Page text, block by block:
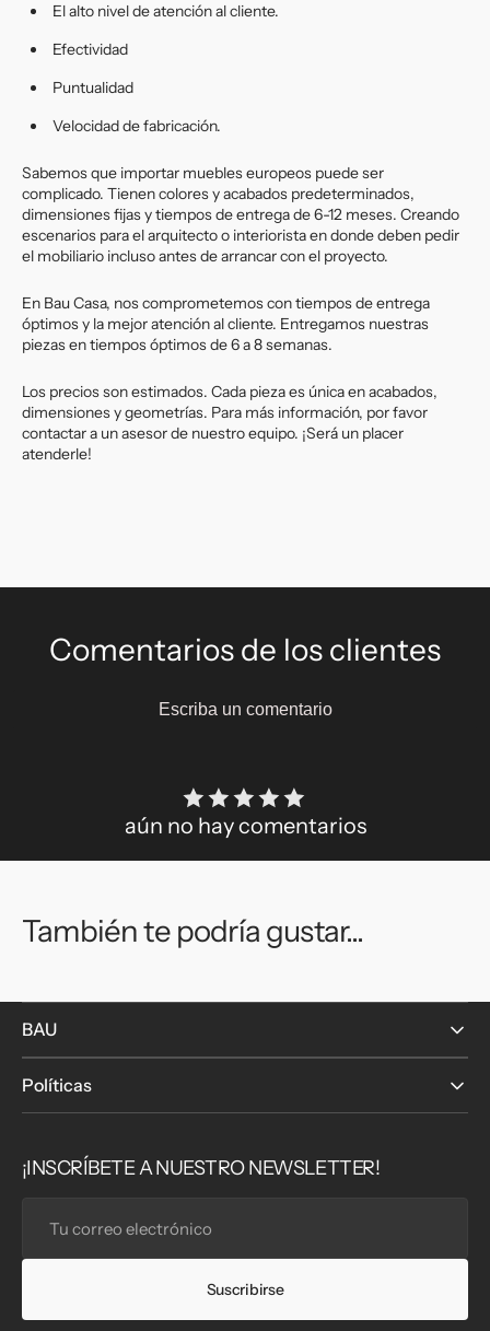
El alto nivel de atención al cliente.
Efectividad
Puntualidad
Velocidad de fabricación.
Sabemos que importar muebles europeos puede ser
complicado. Tienen colores y acabados predeterminados,
dimensiones fijas y tiempos de entrega de 6-12 meses. Creando
escenarios para el arquitecto o interiorista en donde deben pedir
el mobiliario incluso antes de arrancar con el proyecto.
En Bau Casa, nos comprometemos con tiempos de entrega
óptimos y la mejor atención al cliente. Entregamos nuestras
piezas en tiempos óptimos de 6 a 8 semanas.
Los precios son estimados. Cada pieza es única en acabados,
dimensiones y geometrías. Para más información, por favor
contactar a un asesor de nuestro equipo. ¡Será un placer
atenderle!
Comentarios de los clientes
Escriba un comentario
aún no hay comentarios
También te podría gustar...
BAU
Políticas
¡INSCRÍBETE A NUESTRO NEWSLETTER!
correo
electrónico
Suscribirse